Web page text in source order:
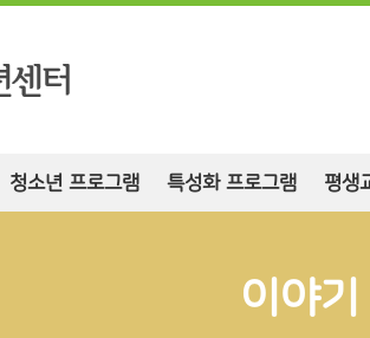
청소년 프로그램 특성화 프로그램 평생
이야